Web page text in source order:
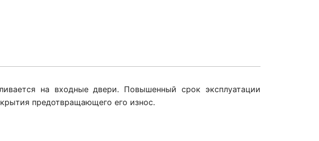
на входные двери. Повышенный срок эксплуатации
предотвращающего его износ.